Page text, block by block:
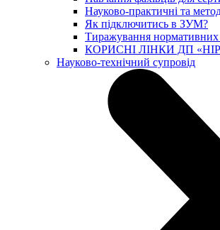
Науково-практичні та
Як підключитись в ЗУМ?
Тиражування нормативних
КОРИСНІ ЛІНКИ ДП
Науково-технічний супровід